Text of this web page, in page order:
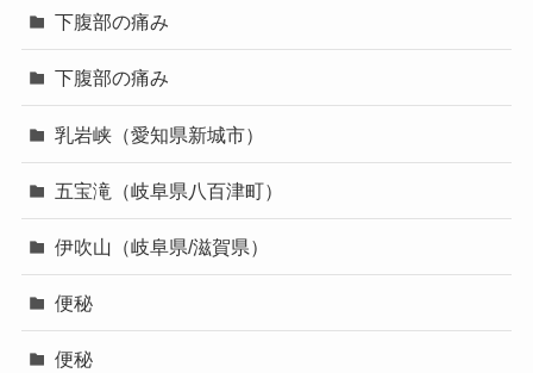
下腹部の痛み
下腹部の痛み
乳岩峡（愛知県新城市）
五宝滝（岐阜県八百津町）
伊吹山（岐阜県/滋賀県）
便秘
便秘